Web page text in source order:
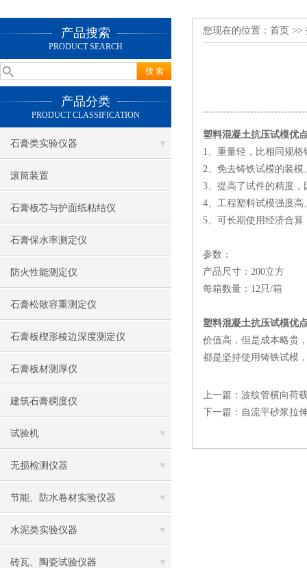
产品搜索
PRODUCT SEARCH
产品分类
PRODUCT CLASSIFICATION
石膏类实验仪器
滚筒装置
石膏板芯与护面纸粘结仪
石膏保水率测定仪
防火性能测定仪
石膏松散容重测定仪
石膏板楔形棱边深度测定仪
石膏板材测厚仪
建筑石膏稠度仪
试验机
无损检测仪器
节能、防水卷材实验仪器
水泥类实验仪器
砖瓦、陶瓷试验仪器
您现在的位置： 首页 >>
塑料混凝土抗压试模优
1、重量轻，比相同规
2、免去铸铁试模的装
3、提高了试件的精度
4、工程塑料试模强度
5、可长期使用经济合
参数：
产品尺寸：200立方
每箱数量：12只/箱
塑料混凝土抗压试模优
价值高，但是成本略贵
都是坚持使用铸铁试模
上一篇： 波纹管横向荷
下一篇： 自流平砂浆拉